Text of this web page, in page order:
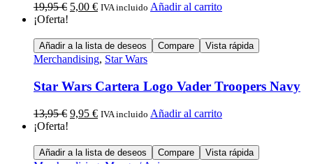
19,95€ 5,00 € IVA incluido Añadir al carrito
¡Oferta!
Añadir a la lista de deseos Compare Vista rápida
Merchandising, Star Wars
Star Wars Cartera Logo Vader Troopers Navy
13,95€ 9,95 € IVA incluido Añadir al carrito
¡Oferta!
Añadir a la lista de deseos Compare Vista rápida